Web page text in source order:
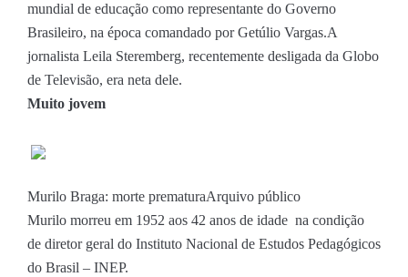
mundial de educação como representante do Governo
Brasileiro, na época comandado por Getúlio Vargas.A
jornalista Leila Steremberg, recentemente desligada da Globo
de Televisão, era neta dele.
Muito jovem
Murilo Braga: morte prematuraArquivo público
Murilo morreu em 1952 aos 42 anos de idade na condição
de diretor geral do Instituto Nacional de Estudos Pedagógicos
do Brasil – INEP.